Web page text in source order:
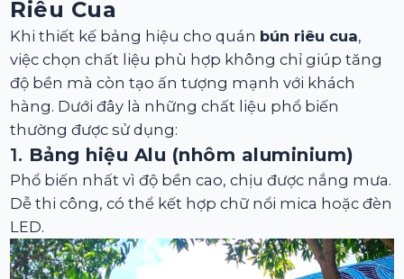
Riêu Cua
Khi thiết kế bảng hiệu cho quán bún riêu cua,
việc chọn chất liệu phù hợp không chỉ giúp tăng
độ bền mà còn tạo ấn tượng mạnh với khách
hàng. Dưới đây là những chất liệu phổ biến
thường được sử dụng:
1. Bảng hiệu Alu (nhôm aluminium)
Phổ biến nhất vì độ bền cao, chịu được nắng mưa.
Dễ thi công, có thể kết hợp chữ nổi mica hoặc đèn
LED.